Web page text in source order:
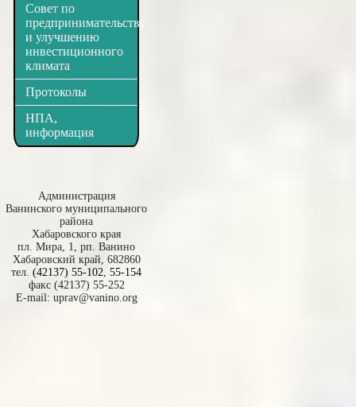
Совет по
предпринимательству
и улучшению
инвестиционного
климата
Протоколы
НПА,
информация
Администрация
Ванинского муниципального
района
Хабаровского края
пл. Мира, 1, рп. Ванино
Хабаровский край, 682860
тел. (42137) 55-102 55-154
факс (42137) 55-252
E-mail: uprav@vanino.org